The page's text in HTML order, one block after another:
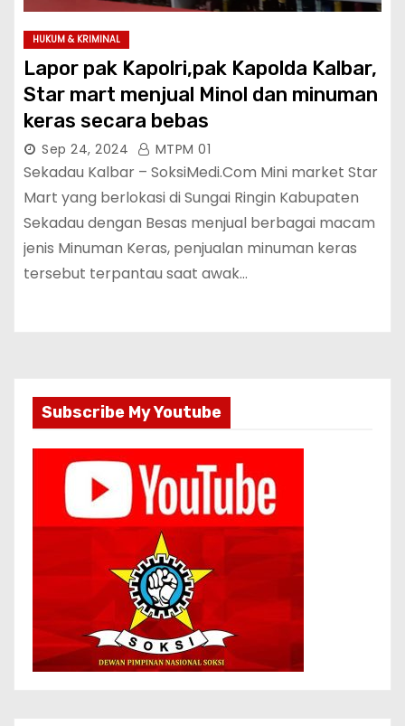
HUKUM & KRIMINAL
Lapor pak Kapolri,pak Kapolda Kalbar,
Star mart menjual Minol dan minuman
keras secara bebas
Sep 24, 2024 MTPM 01
Sekadau Kalbar – SoksiMedi.Com Mini market Star
Mart yang berlokasi di Sungai Ringin Kabupaten
Sekadau dengan Besas menjual berbagai macam
jenis Minuman Keras, penjualan minuman keras
tersebut terpantau saat awak…
Subscribe My Youtube